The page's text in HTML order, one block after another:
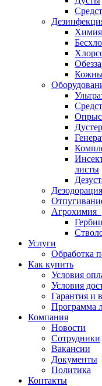
Химия
листы
Дезодорация
Агрохимия
Услуги
Обработка
Как купить
Условия
Условия
Гарантия и
Программа
Компания
Новости
Сотрудники
Вакансии
Документы
Политика
Контакты